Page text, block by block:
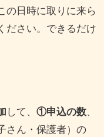
の日時に取りに来ら
ださい。できるだけ
して、 ①申込の数、
さん・保護者）の